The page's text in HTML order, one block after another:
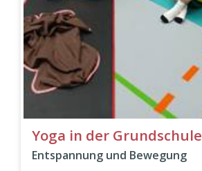
Yoga in der Grundschule
Entspannung und Bewegung